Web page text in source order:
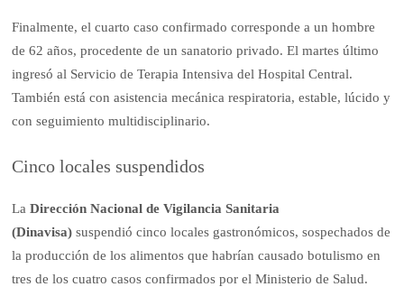
Finalmente, el cuarto caso confirmado corresponde a un hombre
de 62 años, procedente de un sanatorio privado. El martes último
ingresó al Servicio de Terapia Intensiva del Hospital Central.
También está con asistencia mecánica respiratoria, estable, lúcido y
con seguimiento multidisciplinario.
Cinco locales suspendidos
LaDirección Nacional de Vigilancia Sanitaria
(Dinavisa) suspendió cinco locales gastronómicos, sospechados de
la producción de los alimentos que habrían causado botulismo en
tres de los cuatro casos confirmados por el Ministerio de Salud.